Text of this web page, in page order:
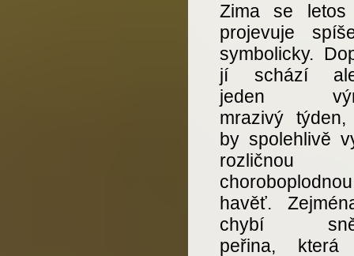
Zima se letos
projevuje
symbolicky.
jí schází
jeden
mrazivý týden,
by spolehlivě
rozličnou
choroboplodnou
havěť.
chybí
peřina, která